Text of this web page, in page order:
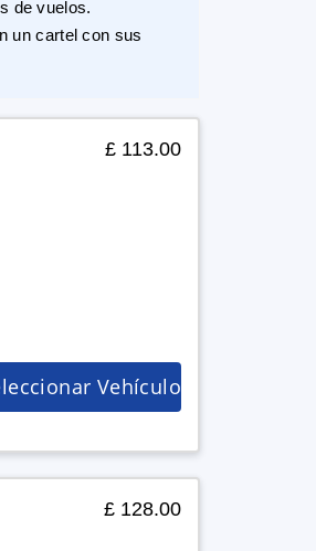
de vuelos.
un cartel con sus
£ 113.00
Vehículo
£ 128.00